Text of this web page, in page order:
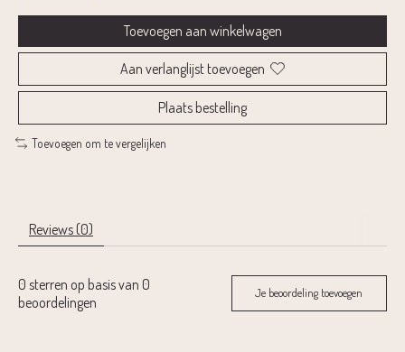
Toevoegen aan winkelwagen
Aan verlanglijst toevoegen
Plaats bestelling
Toevoegen om te vergelijken
Reviews (0)
0 sterren op basis van 0
beoordelingen
Je beoordeling toevoegen